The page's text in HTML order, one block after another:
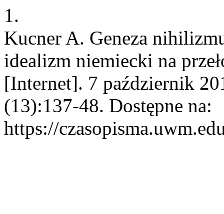
1.
Kucner A. Geneza
idealizm niemiecki na
[Internet]. 7 październik
(13):137-48. Dostępne na:
https://